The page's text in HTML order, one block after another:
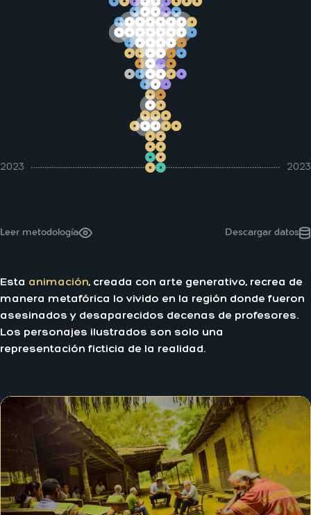
2023 2023
Leer metodología Descargar datos
Esta animación, creada con arte generativo, recrea de
manera metafórica lo vivido en la región donde fueron
asesinados y desaparecidos decenas de profesores.
Los personajes ilustrados son solo una
representación ficticia de la realidad.